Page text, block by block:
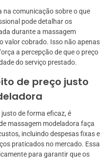
na comunicação sobre o que
pode detalhar os
durante a massagem
valor cobrado. Isso não apenas
a percepção de que o preço
do serviço prestado.
de preço justo
de forma eficaz, é
massagem modeladora faça
incluindo despesas fixas e
praticados no mercado. Essa
para garantir que os